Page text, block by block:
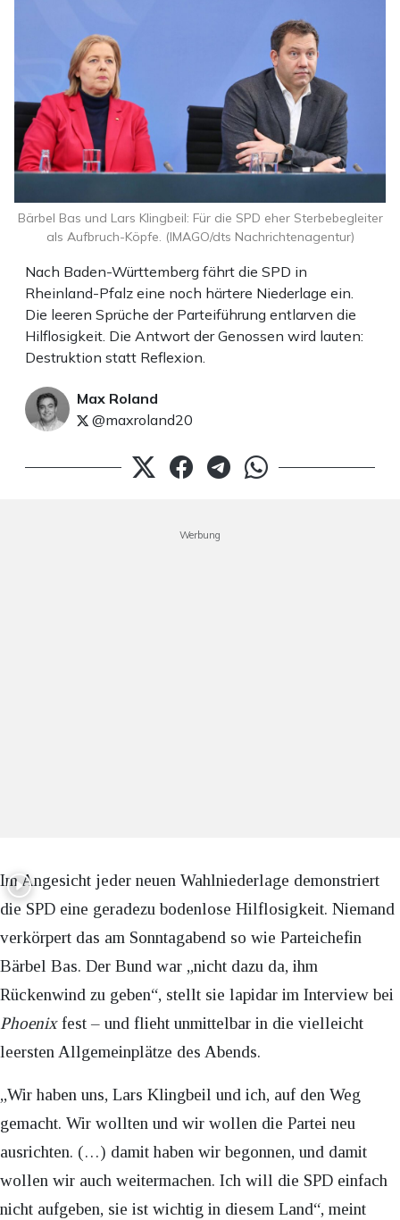
Nach Baden-Württemberg fährt die SPD in
Rheinland-Pfalz eine noch härtere Niederlage ein.
Die leeren Sprüche der Parteiführung entlarven die
Hilflosigkeit. Die Antwort der Genossen wird lauten:
Destruktion statt Reflexion.
Max Roland
@maxroland20
Bärbel Bas und Lars Klingbeil: Für die SPD eher Sterbebegleiter
als Aufbruch-Köpfe. (IMAGO/dts Nachrichtenagentur)
Werbung
Im Angesicht jeder neuen Wahlniederlage demonstriert
die SPD eine geradezu bodenlose Hilflosigkeit. Niemand
verkörpert das am Sonntagabend so wie Parteichefin
Bärbel Bas. Der Bund war „nicht dazu da, ihm
Rückenwind zu geben“, stellt sie lapidar im Interview bei
Phoenixfest – und flieht unmittelbar in die vielleicht
leersten Allgemeinplätze des Abends.
„Wir haben uns, Lars Klingbeil und ich, auf den Weg
gemacht. Wir wollten und wir wollen die Partei neu
ausrichten. (…) damit haben wir begonnen, und damit
wollen wir auch weitermachen. Ich will die SPD einfach
nicht aufgeben, sie ist wichtig in diesem Land“, meint